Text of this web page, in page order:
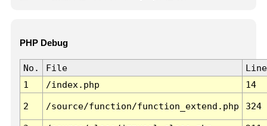
PHP Debug
No. File
Line
1
/index.php 14
2 /source/function/function_extend.php 324